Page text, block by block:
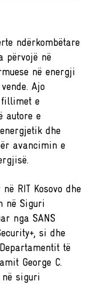
ndërkombëtare
përvojë në
në energji
Ajo
fillimet e
autore e
dhe
avancimin e
RIT Kosovo dhe
në Siguri
nga SANS
si dhe
të
George C.
siguri